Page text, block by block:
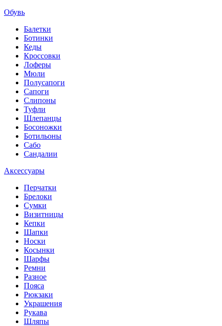
Обувь
Балетки
Ботинки
Кеды
Кроссовки
Лоферы
Мюли
Полусапоги
Сапоги
Слипоны
Туфли
Шлепанцы
Босоножки
Ботильоны
Сабо
Сандалии
Аксессуары
Перчатки
Брелоки
Сумки
Визитницы
Кепки
Шапки
Носки
Косынки
Шарфы
Ремни
Разное
Пояса
Рюкзаки
Украшения
Рукава
Шляпы